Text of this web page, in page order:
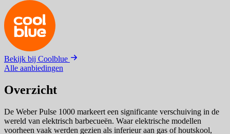
Bekijk bij Coolblue
Alle aanbiedingen
Overzicht
De Weber Pulse 1000 markeert een significante verschuiving in de
wereld van elektrisch barbecueën. Waar elektrische modellen
voorheen vaak werden gezien als inferieur aan gas of houtskool,